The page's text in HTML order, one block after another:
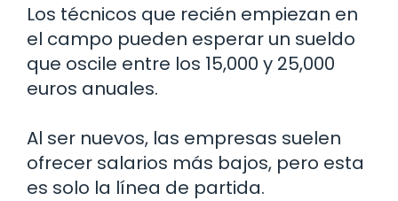
Los técnicos que recién empiezan en
el campo pueden esperar un sueldo
que oscile entre los 15,000 y 25,000
euros anuales.
Al ser nuevos, las empresas suelen
ofrecer salarios más bajos, pero esta
es solo la línea de partida.